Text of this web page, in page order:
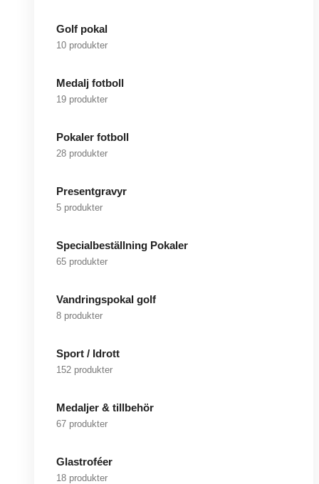
Golf pokal
10 produkter
Medalj fotboll
19 produkter
Pokaler fotboll
28 produkter
Presentgravyr
5 produkter
Specialbeställning Pokaler
65 produkter
Vandringspokal golf
8 produkter
Sport / Idrott
152 produkter
Medaljer & tillbehör
67 produkter
Glastroféer
18 produkter